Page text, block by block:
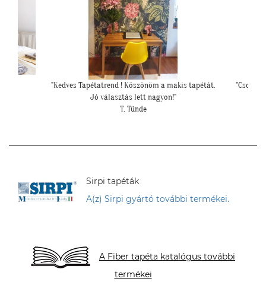
"Csodálatos a fotótapéta még szebb mint ahogy
gondoltam!"
L. Ilona
Sirpi tapéták
A(z) Sirpi gyártó további termékei.
A Fiber tapéta katalógus további
termékei